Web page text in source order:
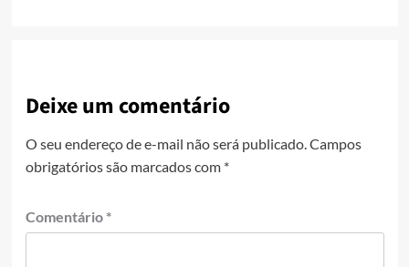
Deixe um comentário
O seu endereço de e-mail não será publicado. Campos
obrigatórios são marcados com *
Comentário *